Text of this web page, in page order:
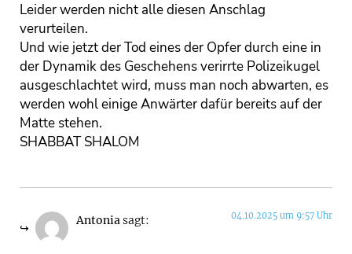
Leider werden nicht alle diesen Anschlag
verurteilen.
Und wie jetzt der Tod eines der Opfer durch eine in
der Dynamik des Geschehens verirrte Polizeikugel
ausgeschlachtet wird, muss man noch abwarten, es
werden wohl einige Anwärter dafür bereits auf der
Matte stehen.
SHABBAT SHALOM
Antoniasagt: 04.10.2025 um 9:57 Uhr